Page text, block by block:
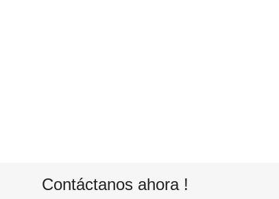
Contáctanos ahora !